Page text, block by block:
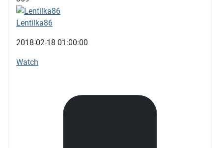
Lentilka86
2018-02-18 01:00:00
Watch